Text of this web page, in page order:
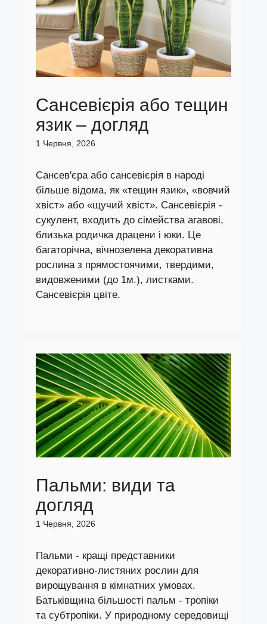
Сансевієрія або тещин
язик – догляд
1 Червня, 2026
Сансев'єра або сансевієрія в народі
більше відома, як «тещин язик», «вовчий
хвіст» або «щучий хвіст». Сансевієрія -
сукулент, входить до сімейства агавові,
близька родичка драцени і юки. Це
багаторічна, вічнозелена декоративна
рослина з прямостоячими, твердими,
видовженими (до 1м.), листками.
Сансевієрія цвіте.
Пальми: види та
догляд
1 Червня, 2026
Пальми - кращі представники
декоративно-листяних рослин для
вирощування в кімнатних умовах.
Батьківщина більшості пальм - тропіки
та субтропіки. У природному середовищі